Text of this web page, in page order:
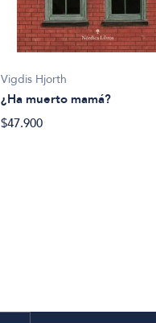
Vigdis Hjorth
¿Ha muerto mamá?
$47.900